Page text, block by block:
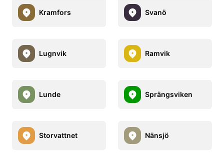
Kramfors Svanö
Lugnvik Ramvik
Lunde Sprängsviken
Storvattnet Nänsjö